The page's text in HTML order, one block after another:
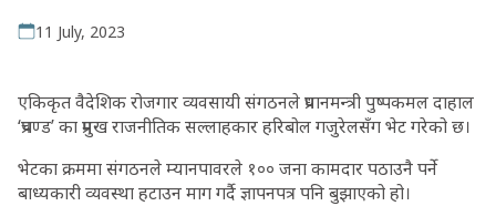
11 July, 2023
एकिकृत वैदेशिक रोजगार व्यवसायी संगठनले प्रधानमन्त्री पुष्पकमल दाहाल
‘प्रचण्ड’ का प्रमुख राजनीतिक सल्लाहकार हरिबोल गजुरेलसँग भेट गरेको छ।
भेटका क्रममा संगठनले म्यानपावरले १०० जना कामदार पठाउनै पर्ने
बाध्यकारी व्यवस्था हटाउन माग गर्दै ज्ञापनपत्र पनि बुझाएको हो।